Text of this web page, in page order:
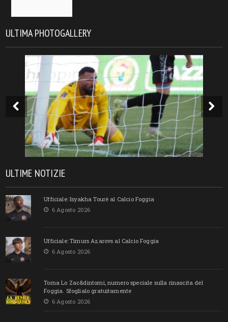
ULTIMA PHOTOGALLERY
ULTIME NOTIZIE
Ufficiale: Isyakha Tourè al Calcio Foggia
6 Agosto 2026
Ufficiale: Timurs Azarovs al Calcio Foggia
6 Agosto 2026
Torna Lo Zac&dintorni, numero speciale sulla rinascita del
Foggia. Sfoglialo gratuitamente
6 Agosto 2026